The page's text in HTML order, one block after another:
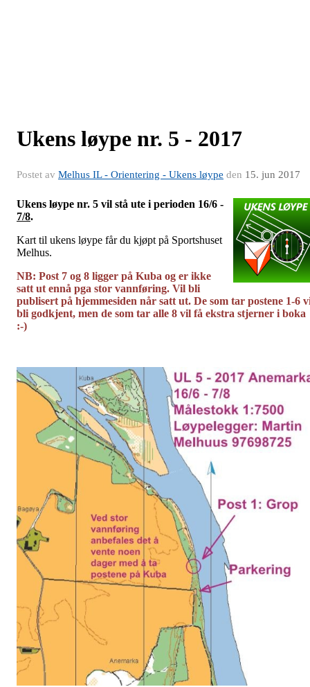
Ukens løype nr. 5 - 2017
Postet av Melhus IL - Orientering - Ukens løype den 15. jun 2017
Ukens løype nr. 5 vil stå ute i perioden 16/6 -
7/8.
Kart til ukens løype får du kjøpt på Sportshuset
Melhus.
NB: Post 7 og 8 ligger på Kuba og er ikke
satt ut ennå pga stor vannføring. Vil bli
publisert på hjemmesiden når satt ut. De som tar postene 1-6
bli godkjent, men de som tar alle 8 vil få ekstra stjerner i boka
:-)